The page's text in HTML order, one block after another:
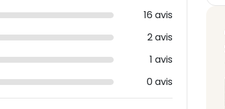
16 avis
2 avis
1 avis
0 avis